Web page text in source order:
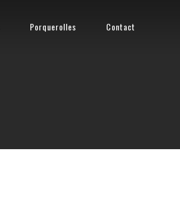
Porquerolles Contact